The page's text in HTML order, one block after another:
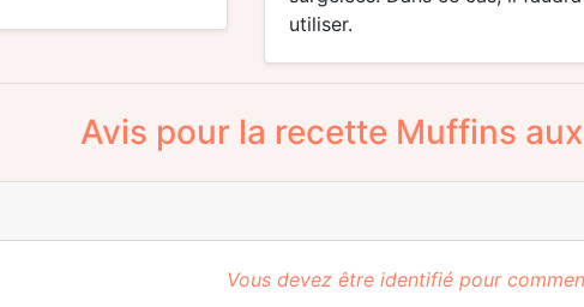
utiliser.
Avis pour la recette Muffins
Vous devez être identifié pour